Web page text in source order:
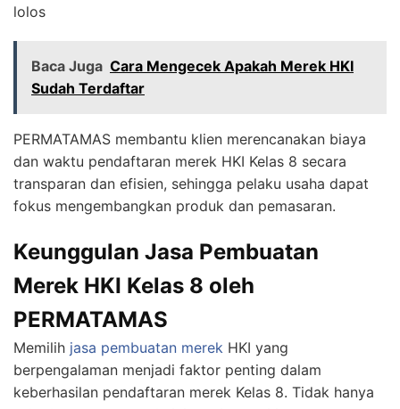
lolos
Baca Juga Cara Mengecek Apakah Merek HKI
Sudah Terdaftar
PERMATAMAS membantu klien merencanakan biaya
dan waktu pendaftaran merek HKI Kelas 8 secara
transparan dan efisien, sehingga pelaku usaha dapat
fokus mengembangkan produk dan pemasaran.
Keunggulan Jasa Pembuatan
Merek HKI Kelas 8 oleh
PERMATAMAS
Memilih jasa pembuatan merek HKI yang
berpengalaman menjadi faktor penting dalam
keberhasilan pendaftaran merek Kelas 8. Tidak hanya